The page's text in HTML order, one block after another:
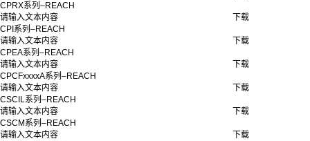
CPRX系列–REACH
请输入文本内容
CPI系列–REACH
下载
请输入文本内容
CPEA系列–REACH
下载
请输入文本内容
CPCFxxxxA系列–REACH
下载
请输入文本内容
CSCIL系列–REACH
下载
请输入文本内容
CSCM系列–REACH
下载
请输入文本内容
下载